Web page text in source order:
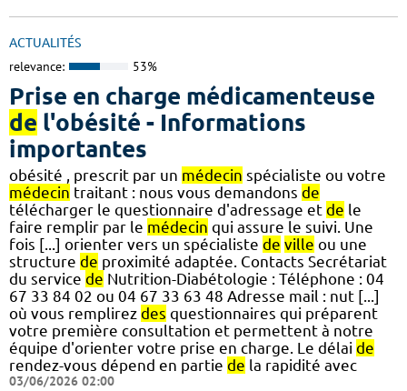
ACTUALITÉS
relevance: 53%
Prise en charge médicamenteuse
de l'obésité - Informations
importantes
obésité , prescrit par un médecin spécialiste ou votre
médecin traitant : nous vous demandons de
télécharger le questionnaire d'adressage et de le
faire remplir par le médecin qui assure le suivi. Une
fois [...] orienter vers un spécialiste de ville ou une
structure de proximité adaptée. Contacts Secrétariat
du service de Nutrition-Diabétologie : Téléphone : 04
67 33 84 02 ou 04 67 33 63 48 Adresse mail : nut [...]
où vous remplirez des questionnaires qui préparent
votre première consultation et permettent à notre
équipe d'orienter votre prise en charge. Le délai de
rendez-vous dépend en partie de la rapidité avec
03/06/2026 02:00